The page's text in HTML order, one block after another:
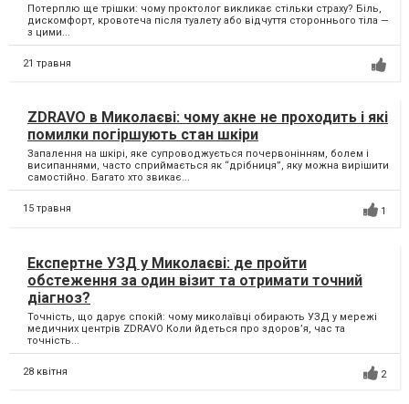
Потерплю ще трішки: чому проктолог викликає стільки страху? Біль,
дискомфорт, кровотеча після туалету або відчуття стороннього тіла —
з цими...
21 травня
ZDRAVO в Миколаєві: чому акне не проходить і які
помилки погіршують стан шкіри
Запалення на шкірі, яке супроводжується почервонінням, болем і
висипаннями, часто сприймається як “дрібниця”, яку можна вирішити
самостійно. Багато хто звикає...
15 травня 1
Експертне УЗД у Миколаєві: де пройти
обстеження за один візит та отримати точний
діагноз?
Точність, що дарує спокій: чому миколаївці обирають УЗД у мережі
медичних центрів ZDRAVO Коли йдеться про здоров’я, час та
точність...
28 квітня 2